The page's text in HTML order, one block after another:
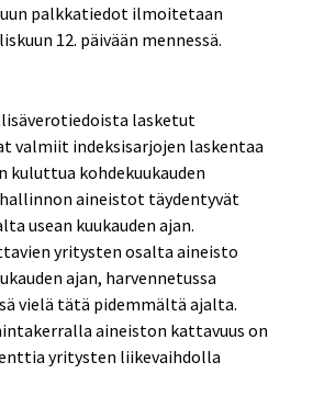
palkkatiedot ilmoitetaan
12. päivään mennessä.
lasketut
valmiit indeksisarjojen laskentaa
kuluttua kohdekuukauden
aineistot täydentyvät
usean kuukauden ajan.
yritysten osalta aineisto
ajan, harvennetussa
vielä tätä pidemmältä ajalta.
aineiston kattavuus on
yritysten liikevaihdolla